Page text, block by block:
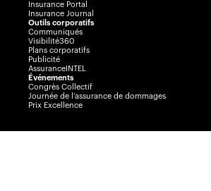
Insurance Portal
Insurance Journal
Outils corporatifs
Communiqués
Visibilité360
Plans corporatifs
Publicité
AssuranceINTEL
Événements
Congrès Collectif
Journée de l’assurance de dommages
Prix Excellence